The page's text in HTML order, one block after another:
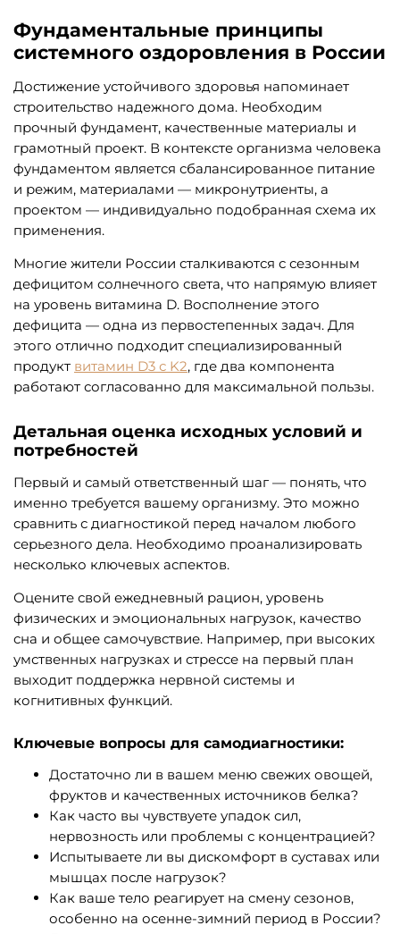
Фундаментальные принципы
системного оздоровления в России
Достижение устойчивого здоровья напоминает
строительство надежного дома. Необходим
прочный фундамент, качественные материалы и
грамотный проект. В контексте организма человека
фундаментом является сбалансированное питание
и режим, материалами — микронутриенты, а
проектом — индивидуально подобранная схема их
применения.
Многие жители России сталкиваются с сезонным
дефицитом солнечного света, что напрямую влияет
на уровень витамина D. Восполнение этого
дефицита — одна из первостепенных задач. Для
этого отлично подходит специализированный
продукт витамин D3 с K2, где два компонента
работают согласованно для максимальной пользы.
Детальная оценка исходных условий и
потребностей
Первый и самый ответственный шаг — понять, что
именно требуется вашему организму. Это можно
сравнить с диагностикой перед началом любого
серьезного дела. Необходимо проанализировать
несколько ключевых аспектов.
Оцените свой ежедневный рацион, уровень
физических и эмоциональных нагрузок, качество
сна и общее самочувствие. Например, при высоких
умственных нагрузках и стрессе на первый план
выходит поддержка нервной системы и
когнитивных функций.
Ключевые вопросы для самодиагностики:
Достаточно ли в вашем меню свежих овощей,
фруктов и качественных источников белка?
Как часто вы чувствуете упадок сил,
нервозность или проблемы с концентрацией?
Испытываете ли вы дискомфорт в суставах или
мышцах после нагрузок?
Как ваше тело реагирует на смену сезонов,
особенно на осенне-зимний период в России?